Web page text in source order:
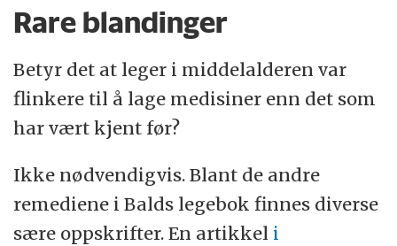
Rare blandinger
Betyr det at leger i middelalderen var
flinkere til å lage medisiner enn det som
har vært kjent før?
Ikke nødvendigvis. Blant de andre
remediene i Balds legebok finnes diverse
sære oppskrifter. En artikkel i